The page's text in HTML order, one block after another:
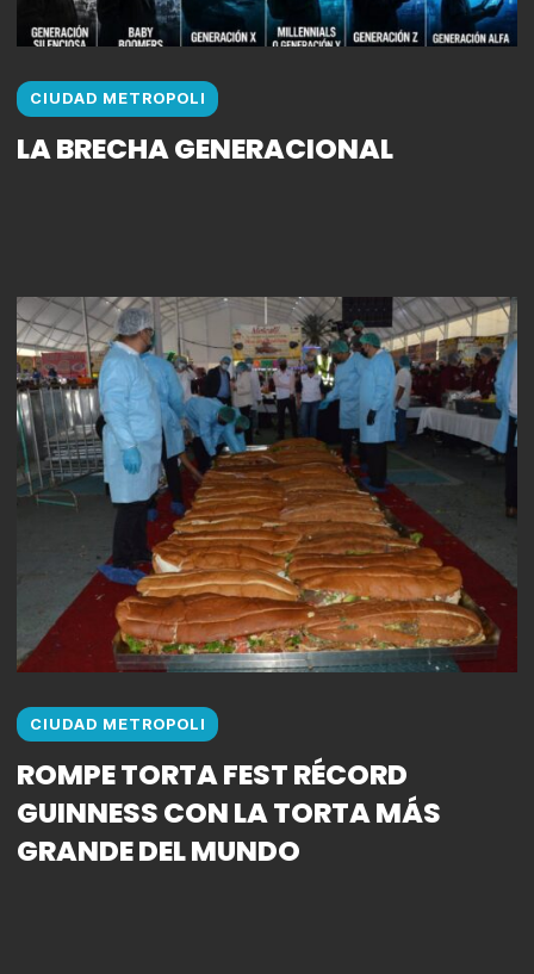
CIUDAD METROPOLI
LA BRECHA GENERACIONAL
CIUDAD METROPOLI
ROMPE TORTA FEST RÉCORD
GUINNESS CON LA TORTA MÁS
GRANDE DEL MUNDO